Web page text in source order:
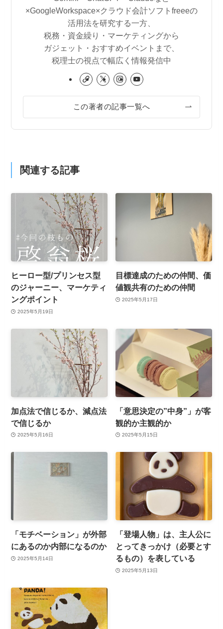
×GoogleWorkspace×クラウド会計ソフトfreeeの
活用法を研究する一方、
税務・資金繰り・マーケティングから
ガジェット・おすすめイベントまで、
税理士の視点で幅広く情報発信中
この著者の記事一覧へ
関連する記事
ヒーロー型/プリンセス型
のジャーニー、マーケティ
ングポイント
2025年5月19日
目標達成のための仲間、価
値観共有のための仲間
2025年5月17日
加点法で信じるか、減点法
で信じるか
2025年5月16日
「意思決定の”中身”」が客
観的か主観的か
2025年5月15日
「モチベーション」が外部
にあるのか内部になるのか
2025年5月14日
「登場人物」は、主人公に
とってきっかけ（必要とす
るもの）を表している
2025年5月13日